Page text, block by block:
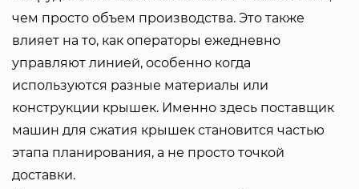
чем просто объем производства. Это также
влияет на то, как операторы ежедневно
управляют линией, особенно когда
используются разные материалы или
конструкции крышек. Именно здесь поставщик
машин для сжатия крышек становится частью
этапа планирования, а не просто точкой
доставки.